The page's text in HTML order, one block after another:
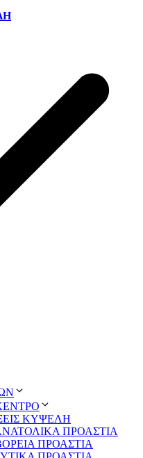
ΚΥΨΕΛΗ
ΠΡΟΑΣΤΙΑ
ΠΡΟΑΣΤΙΑ